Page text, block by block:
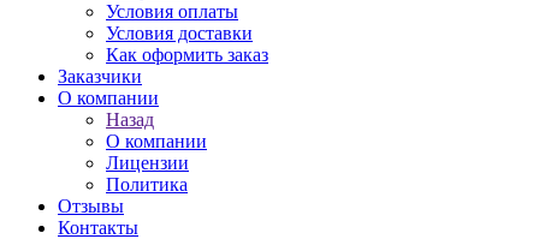
Условия оплаты
Условия доставки
Как оформить заказ
Заказчики
О компании
Назад
О компании
Лицензии
Политика
Отзывы
Контакты